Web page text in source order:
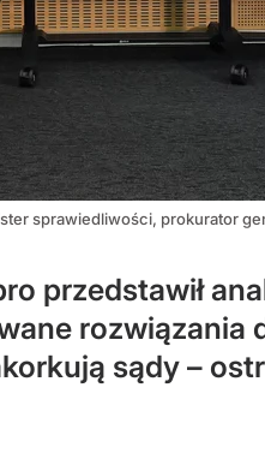
sprawiedliwości, prokurator
przedstawił
sądy –